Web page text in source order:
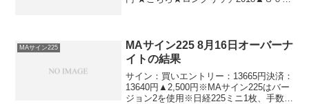
★...
MAサイン225
MAサイン225 8月16日オーバーナ
イトの結果
サイン：買いエントリー：13665円決済：
13640円▲2,500円※MAサイン225はバー
ジョン2を使用※日経225ミニ1枚、手数料